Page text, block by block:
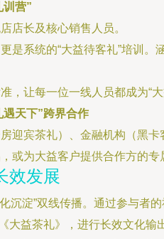
训营”
店长及核心销售人员。
是系统的“大益待客礼”培训
，让每一位一线人员都成为“大
天下”跨界合作
迎宾茶礼）、金融机构（黑
或为大益客户提供合作方的专
效发展
沉淀”双线传播。通过参与者
大益茶礼》，进行长效文化输